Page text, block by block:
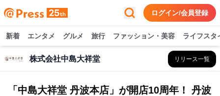
ログイン/会員登録
新着 エンタメ グルメ 旅行 ファッション・美容 ライフスタ
株式会社中島大祥堂 リリース一覧
「中島大祥堂 丹波本店」が開店10周年！ 丹波